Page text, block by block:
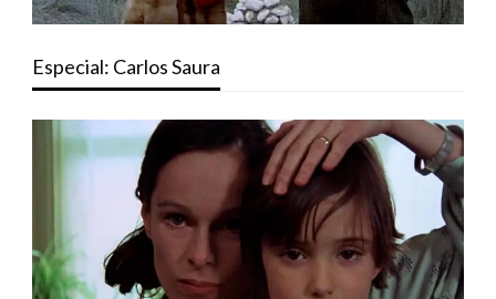
Especial: Carlos Saura